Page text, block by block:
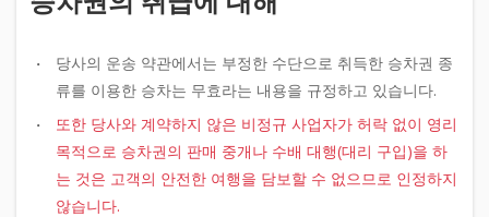
당사의 운송 약관에서는 부정한 수단으로 취득한 승차권 종
류를 이용한 승차는 무효라는 내용을 규정하고 있습니다.
또한 당사와 계약하지 않은 비정규 사업자가 허락 없이 영리
목적으로 승차권의 판매 중개나 수배 대행(대리 구입)을 하
는 것은 고객의 안전한 여행을 담보할 수 없으므로 인정하지
않습니다.